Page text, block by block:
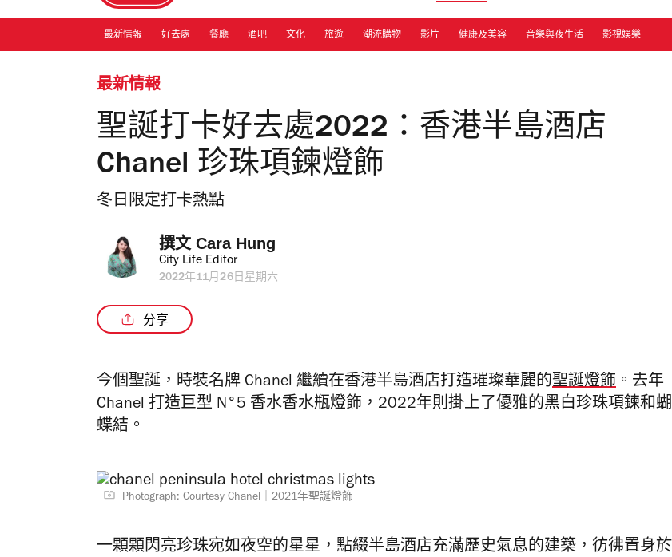
最新情報 好去處 餐廳 酒吧 文化 旅遊 潮流購物 影片 健康及美容 音樂與夜生活 影視娛樂
最新情報
聖誕打卡好去處2022：香港半島酒店
Chanel 珍珠項鍊燈飾
冬日限定打卡熱點
撰文 Cara Hung
City Life Editor
2022年11月26日星期六
分享
今個聖誕，時裝名牌 Chanel 繼續在香港半島酒店打造璀璨華麗的聖誕燈飾 。 去年
Chanel 打造巨型 N°5 香水香水瓶燈飾，2022年則掛上了優雅的黑白珍珠項鍊和蝴
蝶結。
Photograph: Courtesy Chanel｜2021年聖誕燈飾
一顆顆閃亮珍珠宛如夜空的星星，點綴半島酒店充滿歷史氣息的建築，彷彿置身於